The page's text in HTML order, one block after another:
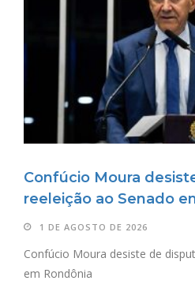
Confúcio Moura
reeleição ao Senado
1 DE AGOSTO DE 2026
Confúcio Moura desiste de
em Rondônia